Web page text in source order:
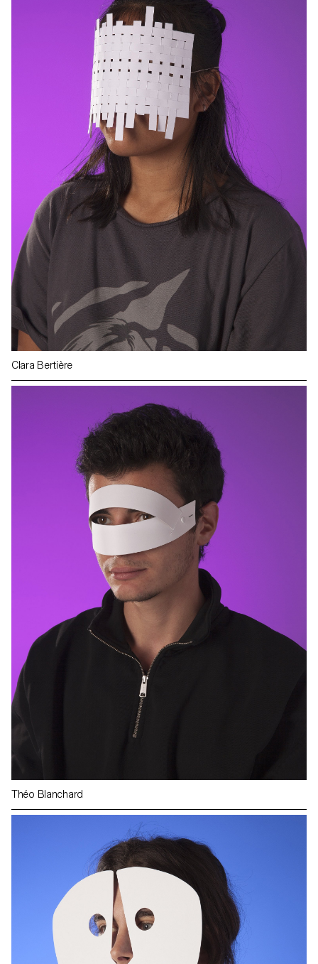
Clara Bertière
Théo Blanchard